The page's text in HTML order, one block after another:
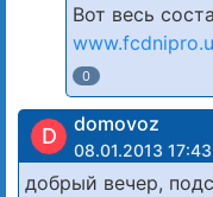
Вот весь
0
D domovoz
08.01.2013 17:43
добрый вечер,